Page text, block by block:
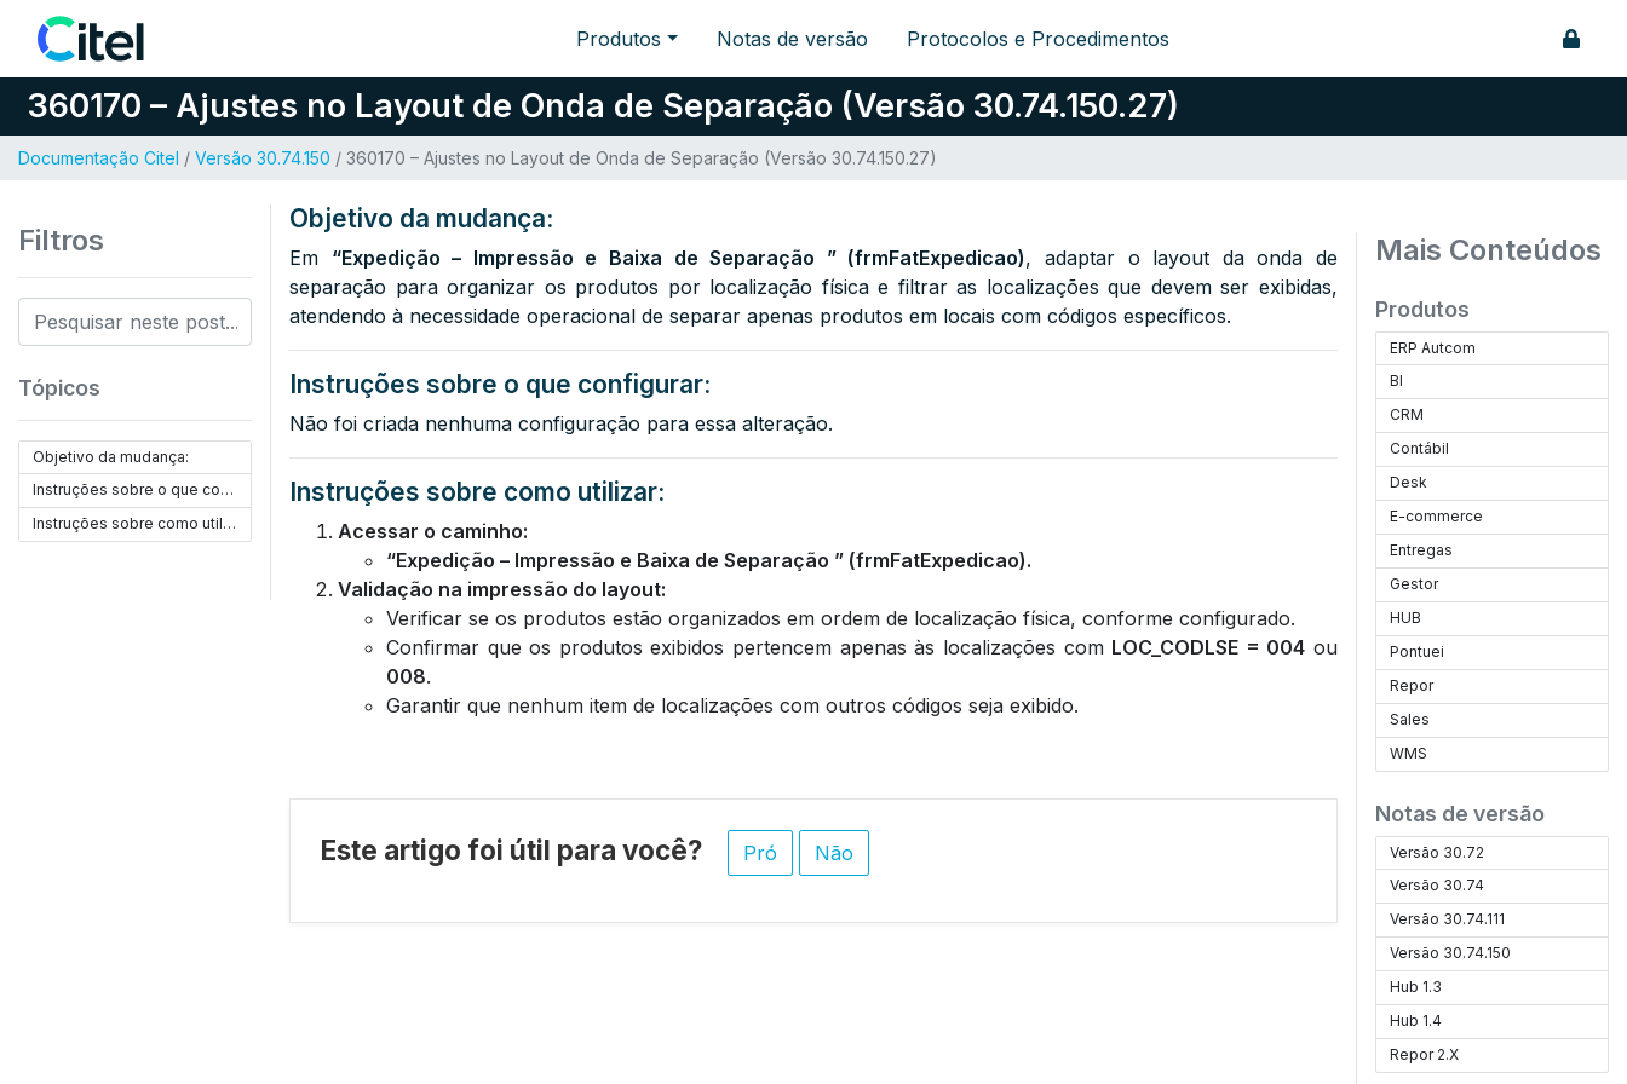
Pular para o conteúdo Produtos Notas de versão Protocolos e Procedimentos
360170 – Ajustes no Layout de Onda de Separação (Versão 30.74.150.27)
Documentação Citel / Versão 30.74.150 / 360170 – Ajustes no Layout de Onda de Separação (Versão 30.74.150.27)
Filtros
Tópicos
Objetivo da mudança:
Instruções sobre o que configurar:
Instruções sobre como utilizar:
Objetivo da mudança:
Em “Expedição – Impressão e Baixa de Separação ” (frmFatExpedicao),
adaptar o layout da onda de
separação para organizar os produtos por localização física e filtrar as localizações que devem ser exibidas,
atendendo à necessidade operacional de separar apenas produtos em locais com códigos específicos.
Instruções sobre o que configurar:
Não foi criada nenhuma configuração para essa alteração.
Instruções sobre como utilizar:
Acessar o caminho:
“Expedição – Impressão e Baixa de Separação ” (frmFatExpedicao).
Validação na impressão do layout:
Verificar se os produtos estão organizados em ordem de localização física, conforme configurado.
Confirmar que os produtos exibidos pertencem apenas às localizações com LOC_CODLSE = 004 ou
008.
Garantir que nenhum item de localizações com outros códigos seja exibido.
Este artigo foi útil para você? Pró Não
Mais Conteúdos
Produtos
ERP Autcom
BI
CRM
Contábil
Desk
E-commerce
Entregas
Gestor
HUB
Pontuei
Repor
Sales
WMS
Notas de versão
Versão 30.72
Versão 30.74
Versão 30.74.111
Versão 30.74.150
Hub 1.3
Hub 1.4
Repor 2.X